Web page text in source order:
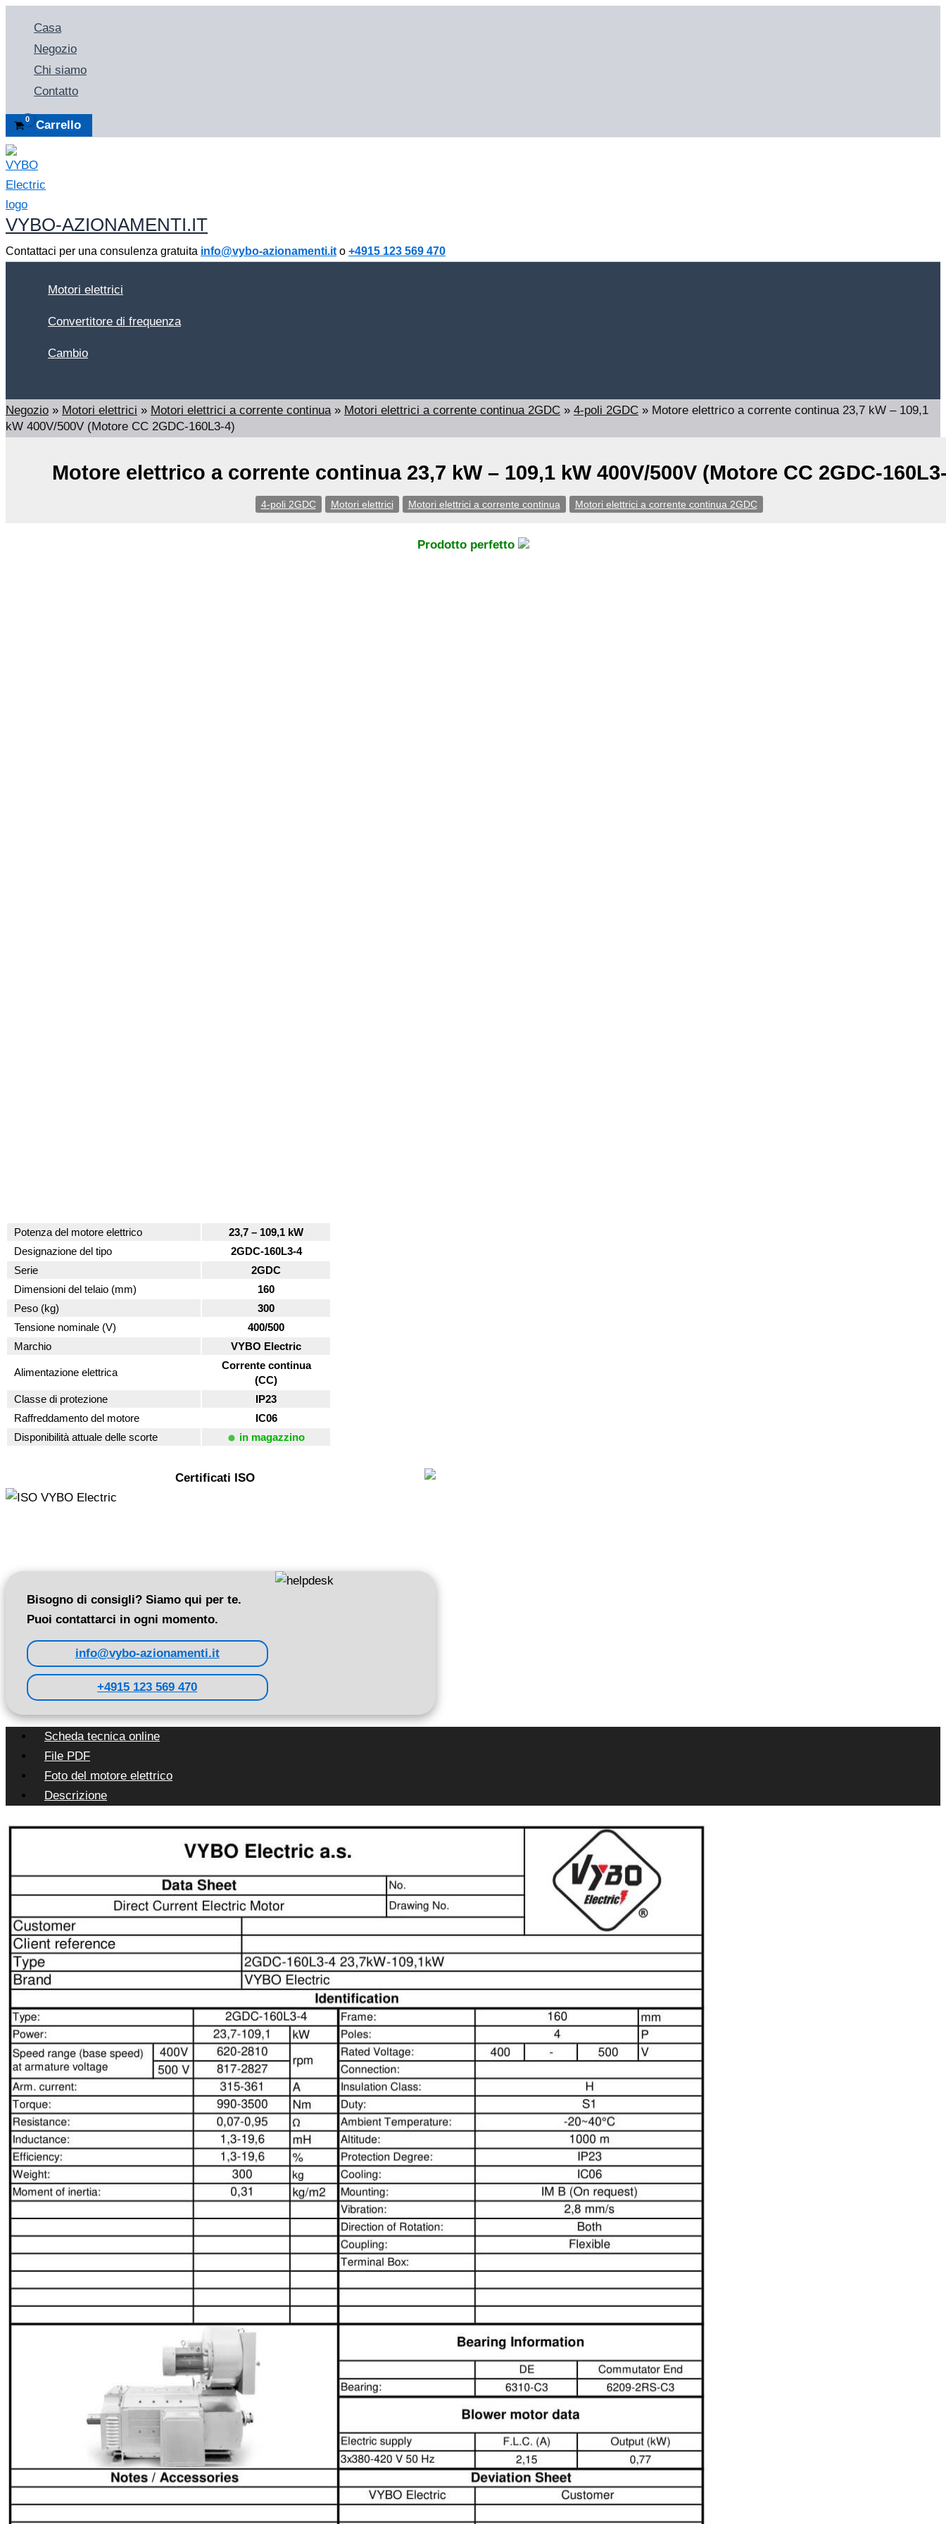
contenuto
Casa
Negozio
Chi siamo
Contatto
Carrello
VYBO-AZIONAMENTI.IT
Contattaci per una consulenza gratuita info@vybo-azionamenti.it o +4915 123 569 470
Motori elettrici
Convertitore di frequenza
Cambio
Negozio » Motori elettrici » Motori elettrici a corrente continua» Motori elettrici a corrente continua 2GDC » 4-poli 2GDC » Motore elettrico a corrente continua 23,7 kW – 109,1
kW 400V/500V (Motore CC 2GDC-160L3-4)
Motore elettrico a corrente continua 23,7 kW – 109,1 kW 400V/500V (Motore CC 2GDC-
4-poli 2GDC Motori elettrici Motori elettrici a corrente continua Motori elettrici a corrente continua 2GDC
Prodotto perfetto
Potenza del motore elettrico
23,7 – 109,1 kW
Designazione del tipo
2GDC-160L3-4
Serie
2GDC
Dimensioni del telaio (mm)
160
Peso (kg)
300
Tensione nominale (V)
400/500
Marchio
VYBO Electric
Alimentazione elettrica
Corrente continua
(CC)
Classe di protezione
IP23
Raffreddamento del motore
IC06
Disponibilità attuale delle scorte
in magazzino
Certificati ISO
Bisogno di consigli? Siamo qui per te.
Puoi contattarci in ogni momento.
info@vybo-azionamenti.it
+4915 123 569 470
Scheda tecnica online
File PDF
Foto del motore elettrico
Descrizione